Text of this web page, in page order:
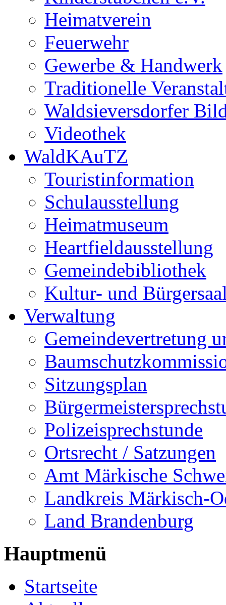
Heimatverein
Feuerwehr
Gewerbe & Handwerk
Traditionelle
Waldsieversdorfer
Videothek
WaldKAuTZ
Touristinformation
Schulausstellung
Heimatmuseum
Heartfieldausstellung
Gemeindebibliothek
Kultur- und
Verwaltung
Gemeindevertretung
Sitzungsplan
Polizeisprechstunde
Ortsrecht / Satzungen
Amt Märkische
Landkreis Märkisch-
Land Brandenburg
Hauptmenü
Startseite